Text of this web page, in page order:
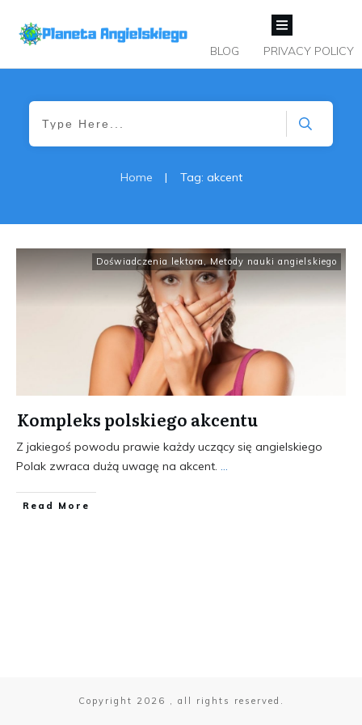
BLOG PRIVACY POLICY
Home | Tag: akcent
Doświadczenia lektora Metody nauki angielskiego
Kompleks polskiego akcentu
Z jakiegoś powodu prawie każdy uczący się angielskiego
Polak zwraca dużą uwagę na akcent.
​Read More
Copyright 2026 , all rights reserved.